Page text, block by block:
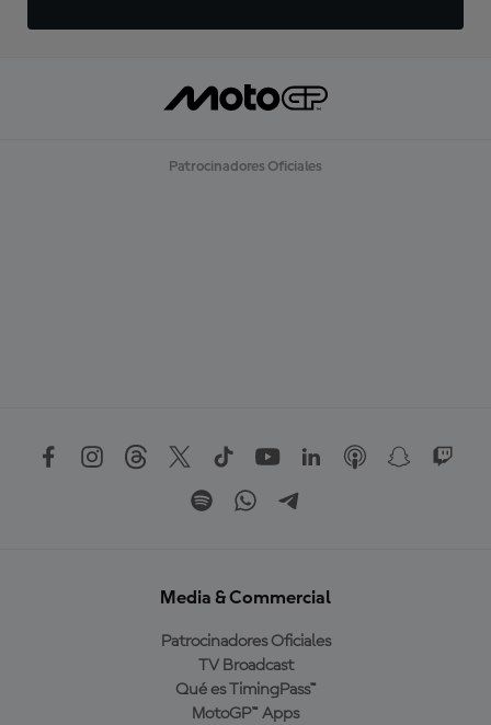
Patrocinadores Oficiales
Media & Commercial
Patrocinadores Oficiales
TV Broadcast
Qué es TimingPass™
MotoGP™ Apps